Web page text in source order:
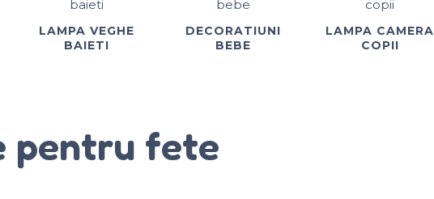
LAMPA VEGHE
BAIETI
DECORATIUNI
BEBE
LAMPA CAMERA
COPII
pentru fete